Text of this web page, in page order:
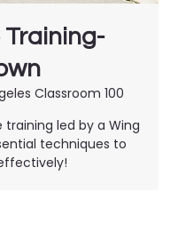
Classroom 100
led by a Wing
techniques to